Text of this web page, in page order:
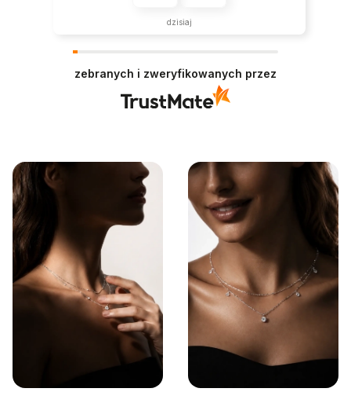
dzisiaj
zebranych i zweryfikowanych przez